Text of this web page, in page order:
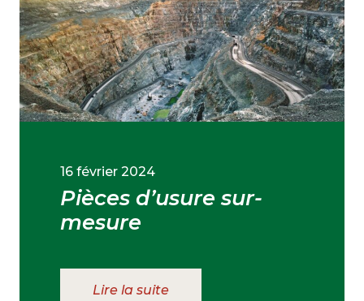
16 février 2024
Pièces d’usure sur-
mesure
Lire la suite